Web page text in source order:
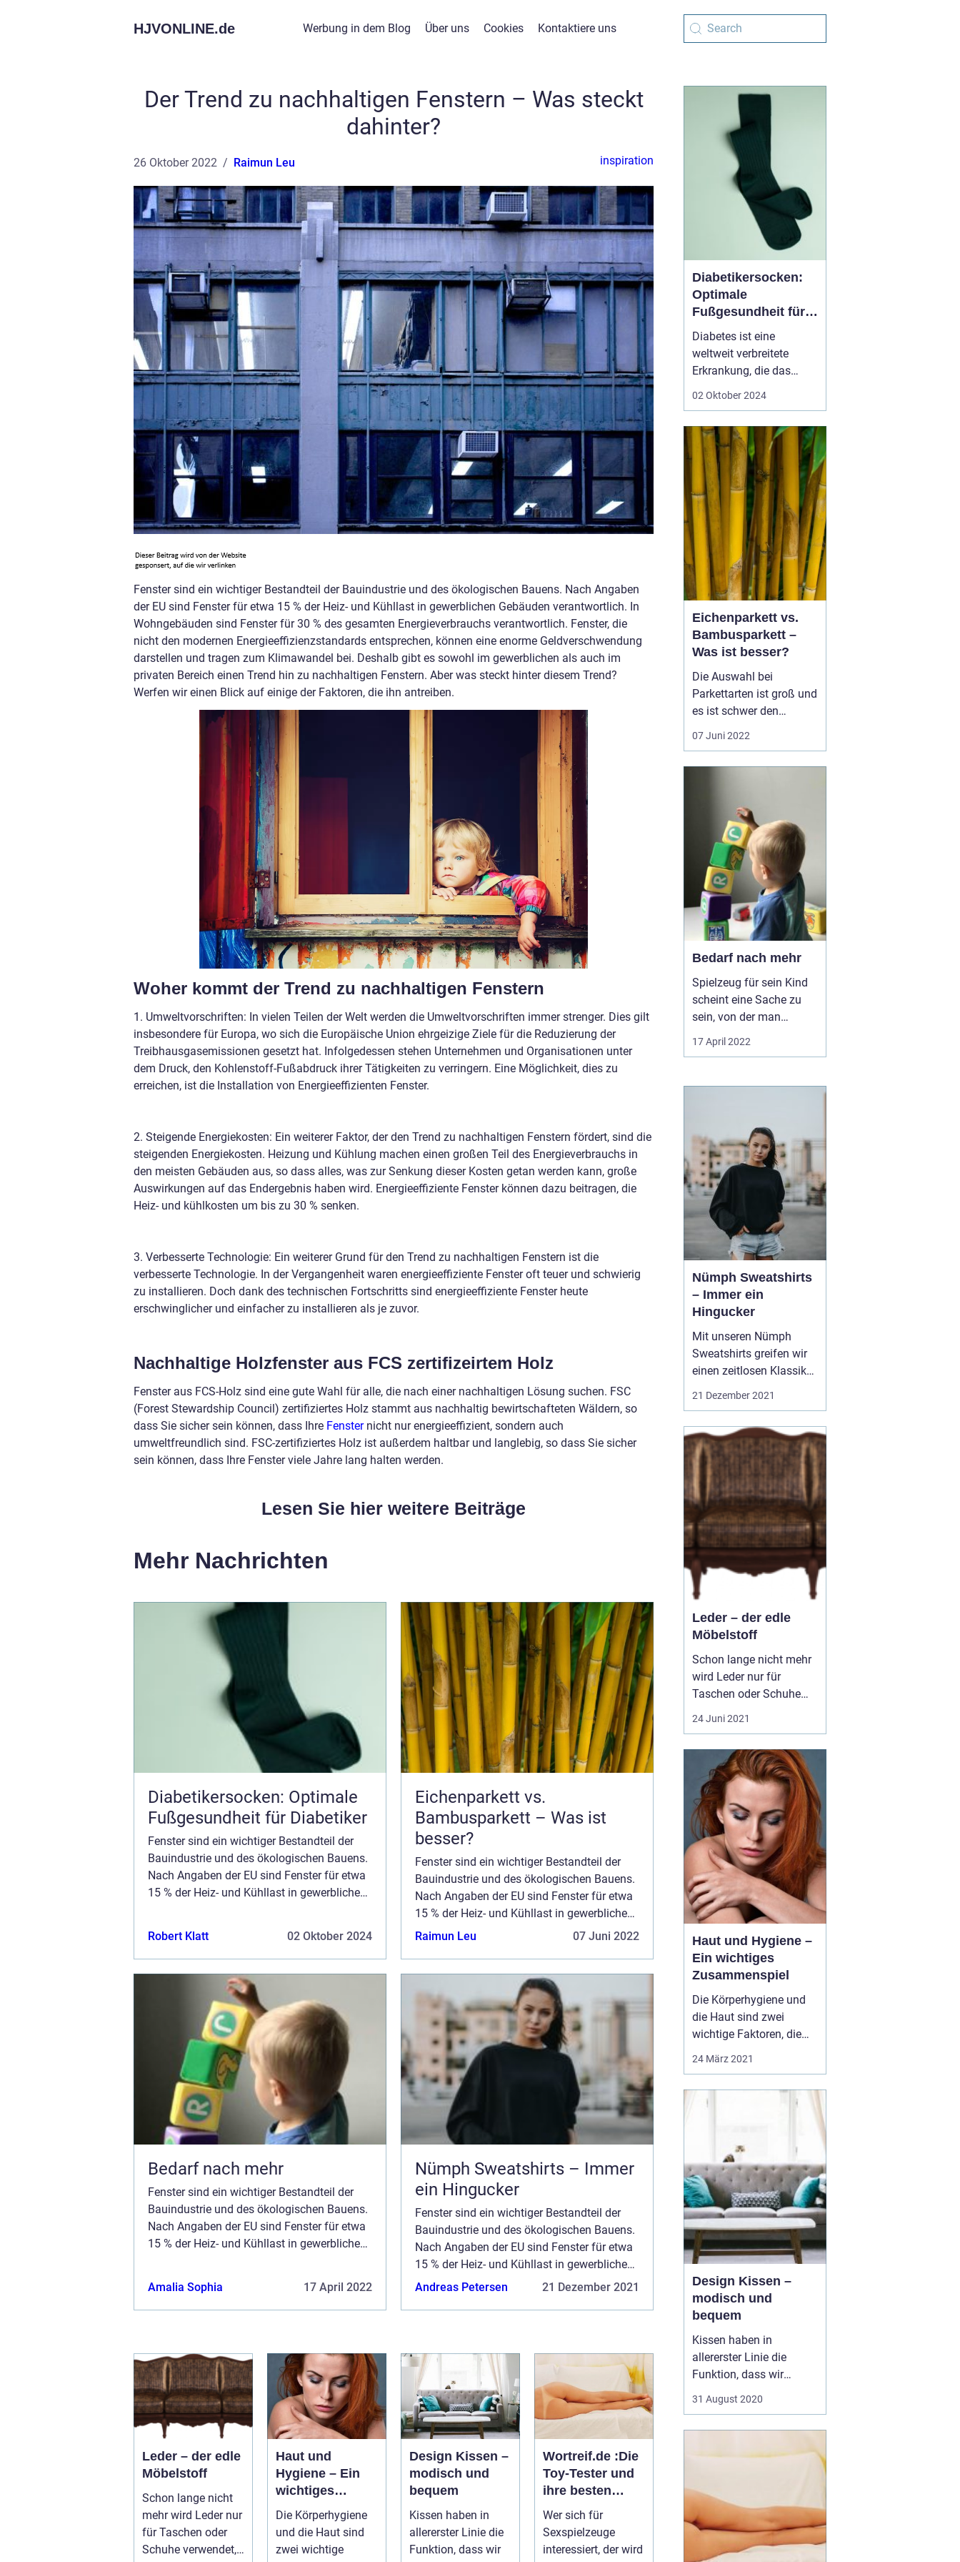
HJVONLINE.de Werbung in dem Blog Über uns Cookies Kontaktiere uns
Der Trend zu nachhaltigen Fenstern – Was steckt
dahinter?
26 Oktober 2022 Raimun Leu inspiration
Fenster sind ein wichtiger Bestandteil der Bauindustrie und des ökologischen Bauens. Nach Angaben
der EU sind Fenster für etwa 15 % der Heiz- und Kühllast in gewerblichen Gebäuden verantwortlich. In
Wohngebäuden sind Fenster für 30 % des gesamten Energieverbrauchs verantwortlich. Fenster, die
nicht den modernen Energieeffizienzstandards entsprechen, können eine enorme Geldverschwendung
darstellen und tragen zum Klimawandel bei. Deshalb gibt es sowohl im gewerblichen als auch im
privaten Bereich einen Trend hin zu nachhaltigen Fenstern. Aber was steckt hinter diesem Trend?
Werfen wir einen Blick auf einige der Faktoren, die ihn antreiben.
Woher kommt der Trend zu nachhaltigen Fenstern
1. Umweltvorschriften: In vielen Teilen der Welt werden die Umweltvorschriften immer strenger. Dies gilt
insbesondere für Europa, wo sich die Europäische Union ehrgeizige Ziele für die Reduzierung der
Treibhausgasemissionen gesetzt hat. Infolgedessen stehen Unternehmen und Organisationen unter
dem Druck, den Kohlenstoff-Fußabdruck ihrer Tätigkeiten zu verringern. Eine Möglichkeit, dies zu
erreichen, ist die Installation von Energieeffizienten Fenster.
2. Steigende Energiekosten: Ein weiterer Faktor, der den Trend zu nachhaltigen Fenstern fördert, sind die
steigenden Energiekosten. Heizung und Kühlung machen einen großen Teil des Energieverbrauchs in
den meisten Gebäuden aus, so dass alles, was zur Senkung dieser Kosten getan werden kann, große
Auswirkungen auf das Endergebnis haben wird. Energieeffiziente Fenster können dazu beitragen, die
Heiz- und kühlkosten um bis zu 30 % senken.
3. Verbesserte Technologie: Ein weiterer Grund für den Trend zu nachhaltigen Fenstern ist die
verbesserte Technologie. In der Vergangenheit waren energieeffiziente Fenster oft teuer und schwierig
zu installieren. Doch dank des technischen Fortschritts sind energieeffiziente Fenster heute
erschwinglicher und einfacher zu installieren als je zuvor.
Nachhaltige Holzfenster aus FCS zertifizeirtem Holz
Fenster aus FCS-Holz sind eine gute Wahl für alle, die nach einer nachhaltigen Lösung suchen. FSC
(Forest Stewardship Council) zertifiziertes Holz stammt aus nachhaltig bewirtschafteten Wäldern, so
dass Sie sicher sein können, dass Ihre Fensternicht nur energieeffizient, sondern auch
umweltfreundlich sind. FSC-zertifiziertes Holz ist außerdem haltbar und langlebig, so dass Sie sicher
sein können, dass Ihre Fenster viele Jahre lang halten werden.
Lesen Sie hier weitere Beiträge
Mehr Nachrichten
Diabetikersocken: Optimale
Fußgesundheit für Diabetiker
Fenster sind ein wichtiger Bestandteil der
Bauindustrie und des ökologischen Bauens.
Nach Angaben der EU sind Fenster für etwa
15 % der Heiz- und Kühllast in gewerblichen
Robert Klatt 02 Oktober 2024
Eichenparkett vs.
Bambusparkett – Was ist
besser?
Fenster sind ein wichtiger Bestandteil der
Bauindustrie und des ökologischen Bauens.
Nach Angaben der EU sind Fenster für etwa
15 % der Heiz- und Kühllast in gewerblichen
Gebäuden verantwortlich. In Wohngebäuden
Raimun Leu 07 Juni 2022
Bedarf nach mehr
Fenster sind ein wichtiger Bestandteil der
Bauindustrie und des ökologischen Bauens.
Nach Angaben der EU sind Fenster für etwa
15 % der Heiz- und Kühllast in gewerblichen
Amalia Sophia 17 April 2022
Nümph Sweatshirts – Immer
ein Hingucker
Fenster sind ein wichtiger Bestandteil der
Bauindustrie und des ökologischen Bauens.
Nach Angaben der EU sind Fenster für etwa
15 % der Heiz- und Kühllast in gewerblichen
Gebäuden verantwortlich. In Wohngebäuden
Andreas Petersen 21 Dezember 2021
Leder – der edle
Möbelstoff
Schon lange nicht
mehr wird Leder nur
für Taschen oder
Schuhe verwendet,
Haut und
Hygiene – Ein
wichtiges
Zusammenspiel
Die Körperhygiene
und die Haut sind
zwei wichtige
Design Kissen –
modisch und
bequem
Kissen haben in
allererster Linie die
Funktion, dass wir
Wortreif.de :Die
Toy-Tester und
ihre besten
Spielzeuge
Wer sich für
Sexspielzeuge
interessiert, der wird
Diabetikersocken:
Optimale
Fußgesundheit für
Diabetiker
Diabetes ist eine
weltweit verbreitete
Erkrankung, die das
tägliche Leben der
wichtiges, aber oft
übersehenes Element in
der Kontrolle und
Behandlung von
Diabetes betrifft die
Gesundheit de...
02 Oktober 2024
Eichenparkett vs.
Bambusparkett –
Was ist besser?
Die Auswahl bei
Parkettarten ist groß und
es ist schwer den
Überblick zu behalten
doch etwas gewagter
Bambus?
Bambusparkett – Der
ökologische Newcomer
Bambus i...
07 Juni 2022
Bedarf nach mehr
Spielzeug für sein Kind
scheint eine Sache zu
sein, von der man
hundert verschiedene
Stücke kaufen kann, sein
nicht zufrieden damit ist.
sind und immer mehr
und mehr wo...
17 April 2022
Nümph Sweatshirts
– Immer ein
Hingucker
Mit unseren Nümph
Sweatshirts greifen wir
einen zeitlosen Klassiker
auf. Denn Sweatshirts
wegzudenken.Ein
Sweatshirt lebt von der
Kombination. Mit einer
Jeans kann es sportlich
wirken, mit einer
Stoffhose dagegen...
21 Dezember 2021
Leder – der edle
Möbelstoff
Schon lange nicht mehr
wird Leder nur für
Taschen oder Schuhe
verwendet, sondern auch
nur hochwertig aus,
sondern werten die
eigenen vier Wände
zusätzlich auf.
Schließlich handelt es
sich um einen qualitati...
24 Juni 2021
Haut und Hygiene –
Ein wichtiges
Zusammenspiel
Die Körperhygiene und
die Haut sind zwei
wichtige Faktoren, die
eine wichtige
Hygiene, kann die Haut
besonders bei der
Gesichtspflege wichtig.
Zu einer guten
Gesichts...
24 März 2021
Design Kissen –
modisch und
bequem
Kissen haben in
allererster Linie die
Funktion, dass wir
auf der Couch, im Sessel
dienen sie dem
können bei aufrechter
Sitzposition auch prima
den Rücken stützen...
31 August 2020